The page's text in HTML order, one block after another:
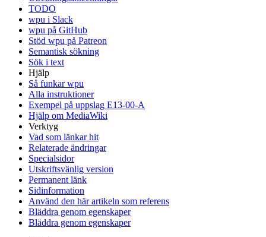
TODO
wpu i Slack
wpu på GitHub
Stöd wpu på Patreon
Semantisk sökning
Sök i text
Hjälp
Så funkar wpu
Alla instruktioner
Exempel på uppslag E13-00-A
Hjälp om MediaWiki
Verktyg
Vad som länkar hit
Relaterade ändringar
Specialsidor
Utskriftsvänlig version
Permanent länk
Sidinformation
Använd den här artikeln som referens
Bläddra genom egenskaper
Bläddra genom egenskaper